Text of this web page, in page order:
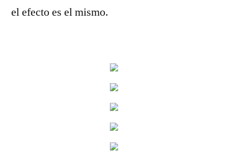
el efecto es el mismo.